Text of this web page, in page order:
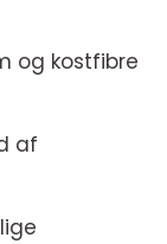
og kostfibre
af